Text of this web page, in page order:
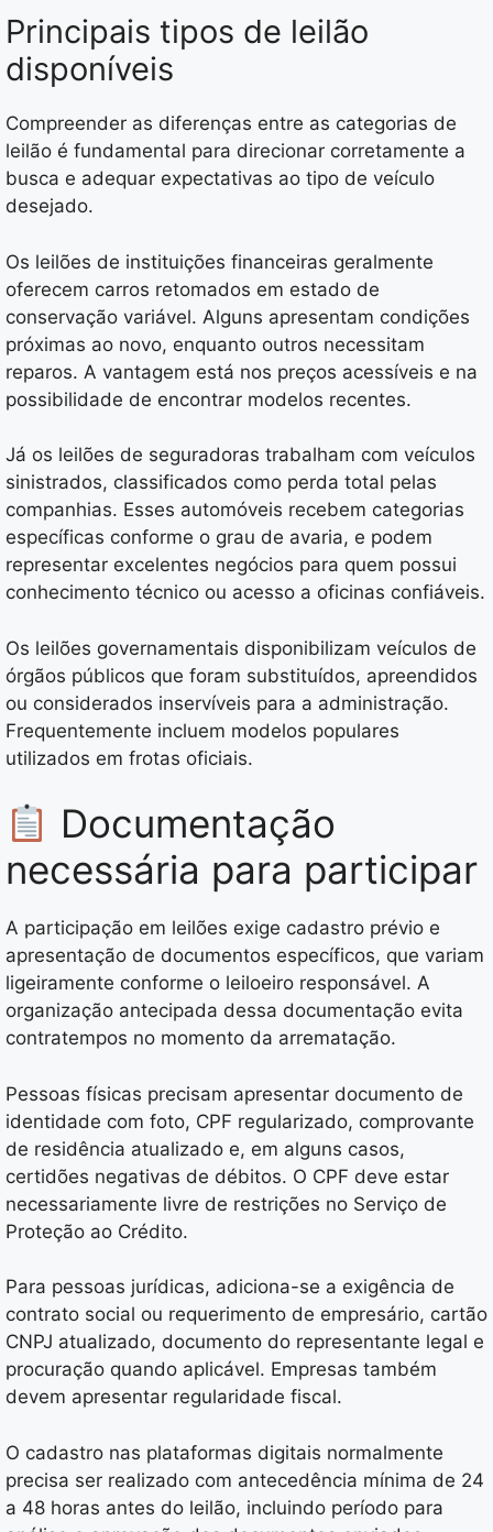
Principais tipos de leilão
disponíveis
Compreender as diferenças entre as categorias de
leilão é fundamental para direcionar corretamente a
busca e adequar expectativas ao tipo de veículo
desejado.
Os leilões de instituições financeiras geralmente
oferecem carros retomados em estado de
conservação variável. Alguns apresentam condições
próximas ao novo, enquanto outros necessitam
reparos. A vantagem está nos preços acessíveis e na
possibilidade de encontrar modelos recentes.
Já os leilões de seguradoras trabalham com veículos
sinistrados, classificados como perda total pelas
companhias. Esses automóveis recebem categorias
específicas conforme o grau de avaria, e podem
representar excelentes negócios para quem possui
conhecimento técnico ou acesso a oficinas confiáveis.
Os leilões governamentais disponibilizam veículos de
órgãos públicos que foram substituídos, apreendidos
ou considerados inservíveis para a administração.
Frequentemente incluem modelos populares
utilizados em frotas oficiais.
Documentação
necessária para participar
A participação em leilões exige cadastro prévio e
apresentação de documentos específicos, que variam
ligeiramente conforme o leiloeiro responsável. A
organização antecipada dessa documentação evita
contratempos no momento da arrematação.
Pessoas físicas precisam apresentar documento de
identidade com foto, CPF regularizado, comprovante
de residência atualizado e, em alguns casos,
certidões negativas de débitos. O CPF deve estar
necessariamente livre de restrições no Serviço de
Proteção ao Crédito.
Para pessoas jurídicas, adiciona-se a exigência de
contrato social ou requerimento de empresário, cartão
CNPJ atualizado, documento do representante legal e
procuração quando aplicável. Empresas também
devem apresentar regularidade fiscal.
O cadastro nas plataformas digitais normalmente
precisa ser realizado com antecedência mínima de 24
a 48 horas antes do leilão, incluindo período para